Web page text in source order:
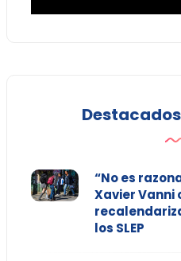
“No es
Xavier Vanni
los SLEP